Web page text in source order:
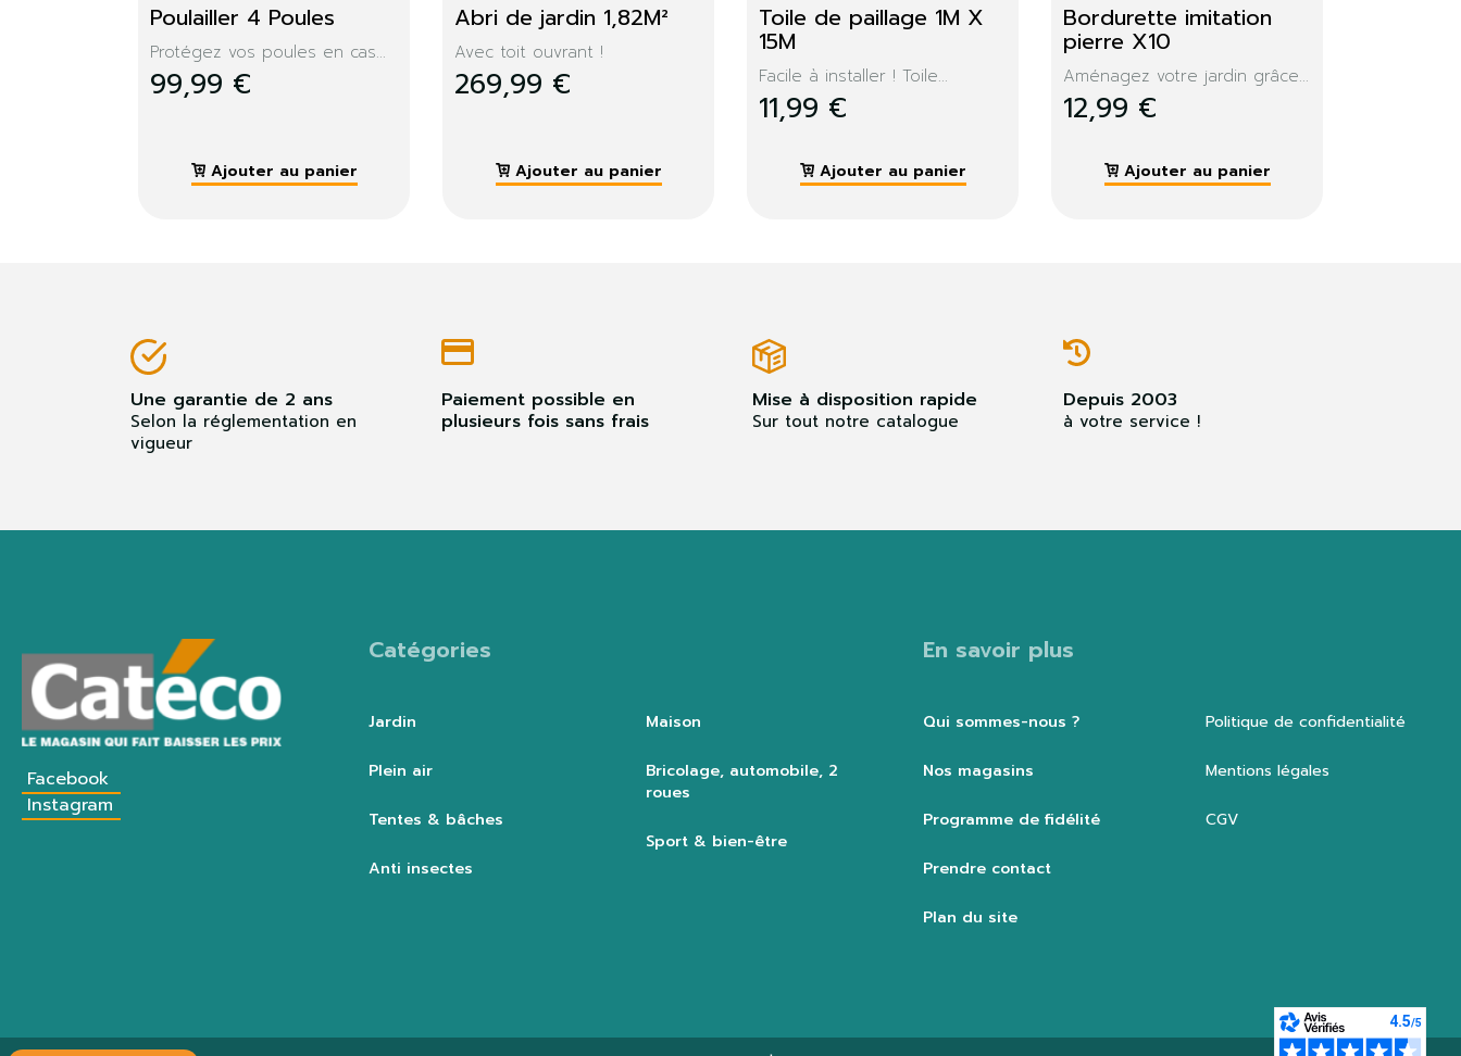
Toile de paillage 1M X
Facile à installer ! Toile...
Ajouter au panier
Bordurette imitation
pierre X10
Aménagez votre jardin grâce...
Ajouter au panier
Trolley stockage
special carburant 53 L
Faites le plein d'essence...
299,99 €
Ajouter au panier
Banc coffre de jardin
Banc coffre de jardin gris...
199,99 €
Ajouter au panier
189,99 €
Une garantie de 2 ans
Selon la réglementation en
vigueur
Paiement possible en
plusieurs fois sans frais
Mise à disposition rapide
Sur tout notre catalogue
Depuis 2003
à votre service !
Facebook
Instagram
Catégories
Jardin
Plein air
Tentes & bâches
Anti insectes
Maison
Bricolage, automobile, 2
roues
Sport & bien-être
En savoir plus
Qui sommes-nous ?
Nos magasins
Programme de fidélité
Prendre contact
Plan du site
Politique de confidentialité
Mentions légales
CGV